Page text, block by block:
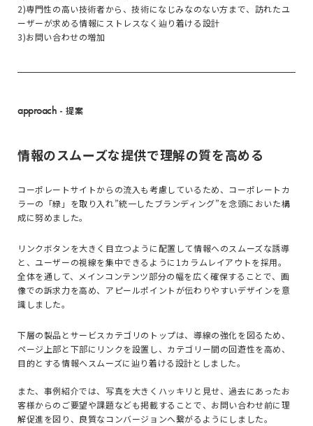
2)専門性の高い技術者から、技術になじみなのない方まで、訪れたユ
ーザーが求める情報にストレスなく辿り着ける設計
3)お問い合わせの増加
approach - 提案
情報のスムーズな提供で理解の質を高める
コーポレートサイトからの流入も考慮しているため、コーポレートカ
ラーの「緑」を取り入れ”統一したブランディング”を念頭においた構
成に努めました。
リンクボタンを大きく目立つように配置して情報へのスムーズな誘導
と、ユーザーの視線を集中できるように1カラムレイアウトを採用。
全体を通して、メインコンテンツ部分の幅を広く確保することで、画
像での訴求力を高め、アピールポイントが伝わりやすいデザインを意
識しました。
下層の製品とサービスカテゴリのトップは、導線の強化を図るため、
ページ上部と下部にリンクを設置し、カテゴリー間の回遊性を高め、
目的とする情報へスムーズに辿り着ける設計としました。
また、事例紹介では、写真を大きくハッキリと見せ、過去にあったお
客様からのご要望や課題なども掲載することで、お問い合わせ前に理
解促進を図り、良質なコンバージョンへ繋がるようにしました。